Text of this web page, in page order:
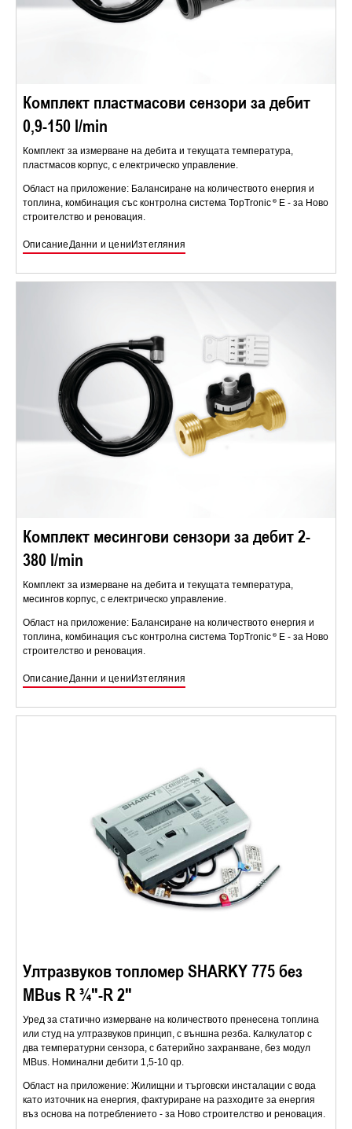
Комплект пластмасови сензори за дебит
0,9-150 l/min
Комплект за измерване на дебита и текущата температура,
пластмасов корпус, с електрическо управление.
Област на приложение: Балансиране на количеството енергия и
топлина, комбинация със контролна система TopTronic
E - за Ново
строителство и реновация.
ОписаниеДанни и цени Изтегляния
Комплект месингови сензори за дебит 2-
380 l/min
Комплект за измерване на дебита и текущата температура,
месингов корпус, с електрическо управление.
Област на приложение: Балансиране на количеството енергия и
топлина, комбинация със контролна система TopTronic
E - за Ново
строителство и реновация.
ОписаниеДанни и цени Изтегляния
Ултразвуков топломер SHARKY 775 без
MBus R ¾″-R 2″
Уред за статично измерване на количеството пренесена топлина
или студ на ултразвуков принцип, с външна резба. Калкулатор с
два температурни сензора, с батерийно захранване, без модул
MBus. Номинални дебити 1,5-10 qp.
Област на приложение: Жилищни и търговски инсталации с вода
като източник на енергия, фактуриране на разходите за енергия
въз основа на потреблението - за Ново строителство и реновация.